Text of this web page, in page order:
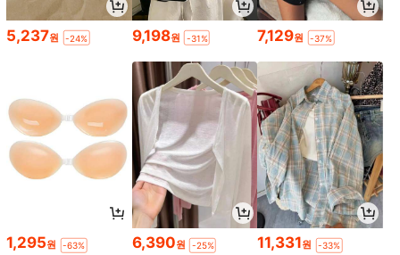
5,237원 -24% 9,198원 -31% 7,129원 -37%
1,295원 -63% 6,390원 -25% 11,331원 -33%